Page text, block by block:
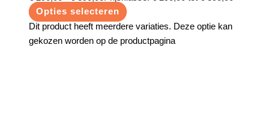
Opties selecteren
Dit product heeft meerdere variaties. Deze optie kan
gekozen worden op de productpagina